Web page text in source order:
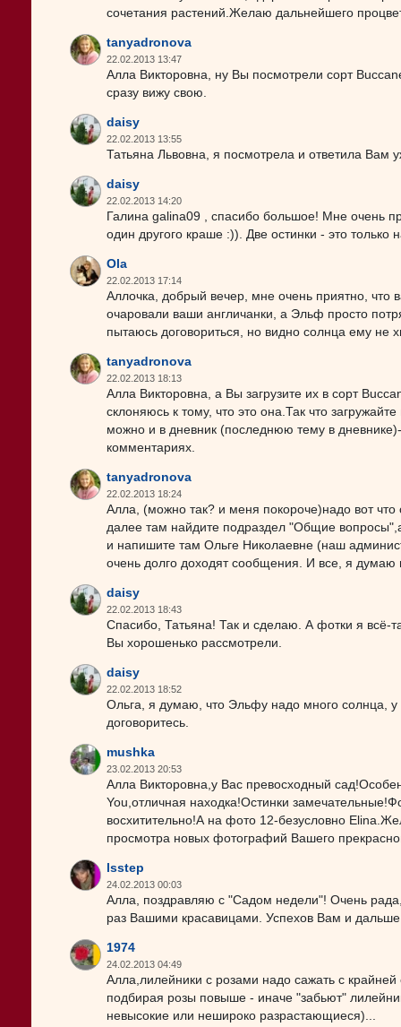
сочетания растений.Желаю дальнейшего
tanyadronova
22.02.2013 13:47
Алла Викторовна, ну Вы посмотрели сорт
сразу вижу свою.
daisy
22.02.2013 13:55
Татьяна Львовна, я посмотрела и ответила Вам
daisy
22.02.2013 14:20
Галина galina09 , спасибо большое! Мне очень
один другого краше :)). Две остинки - это
Ola
22.02.2013 17:14
Аллочка, добрый вечер, мне очень приятно,
очаровали ваши англичанки, а Эльф просто
пытаюсь договориться, но видно солнца ему не
tanyadronova
22.02.2013 18:13
Алла Викторовна, а Вы загрузите их в сорт
склоняюсь к тому, что это она.Так что
можно и в дневник (последнюю тему в
комментариях.
tanyadronova
22.02.2013 18:24
Алла, (можно так? и меня покороче)надо вот
далее там найдите подраздел "Общие
и напишите там Ольге Николаевне (наш
очень долго доходят сообщения. И все, я думаю
daisy
22.02.2013 18:43
Спасибо, Татьяна! Так и сделаю. А фотки я всё-
Вы хорошенько рассмотрели.
daisy
22.02.2013 18:52
Ольга, я думаю, что Эльфу надо много солнца,
договоритесь.
mushka
23.02.2013 20:53
Алла Викторовна,у Вас превосходный
You,отличная находка!Остинки
восхитительно!А на фото 12-безусловно
просмотра новых фотографий Вашего
lsstep
24.02.2013 00:03
Алла, поздравляю с "Садом недели"! Очень
раз Вашими красавицами. Успехов Вам и
1974
24.02.2013 04:49
Алла,лилейники с розами надо сажать с
подбирая розы повыше - иначе "забьют"
невысокие или нешироко разрастающиеся)...